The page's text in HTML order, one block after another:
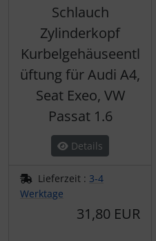
Schlauch
Zylinderkopf
Kurbelgehäuseentl
üftung für Audi A4,
Seat Exeo, VW
Passat 1.6
Details
Lieferzeit : 3-4
Werktage
31,80 EUR